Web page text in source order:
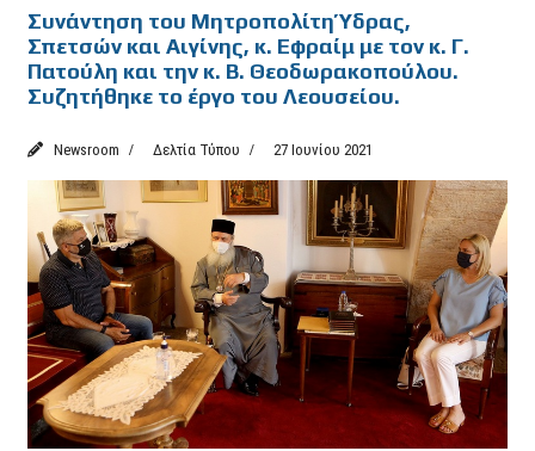
Συνάντηση του Μητροπολίτη Ύδρας,
Σπετσών και Αιγίνης, κ. Εφραίμ με τον κ. Γ.
Πατούλη και την κ. Β. Θεοδωρακοπούλου.
Συζητήθηκε το έργο του Λεουσείου.
Newsroom Δελτία Τύπου 27 Ιουνίου 2021